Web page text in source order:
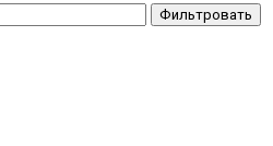
Фильтровать